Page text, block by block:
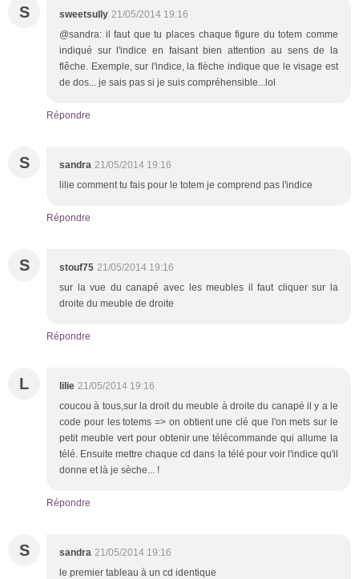
S sweetsully 21/05/2014 19:16
@sandra: il faut que tu places chaque figure du totem comme
indiqué sur l'indice en faisant bien attention au sens de la
flêche. Exemple, sur l'indice, la flèche indique que le visage est
de dos... je sais pas si je suis compréhensible...lol
Répondre
S sandra 21/05/2014 19:16
lilie comment tu fais pour le totem je comprend pas l'indice
Répondre
S stouf75 21/05/2014 19:16
sur la vue du canapé avec les meubles il faut cliquer sur la
droite du meuble de droite
Répondre
L lilie 21/05/2014 19:16
coucou à tous,sur la droit du meuble à droite du canapé il y a le
code pour les totems => on obtient une clé que l'on mets sur le
petit meuble vert pour obtenir une télécommande qui allume la
télé. Ensuite mettre chaque cd dans la télé pour voir l'indice qu'il
donne et là je sèche... !
Répondre
S sandra 21/05/2014 19:16
le premier tableau à un cd identique